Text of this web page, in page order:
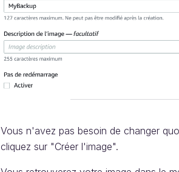
Vous n'avez pas besoin de changer
cliquez sur "Créer l'image".